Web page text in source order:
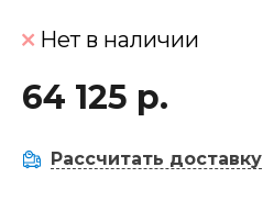
Нет в наличии
64 125 р.
Рассчитать доставку